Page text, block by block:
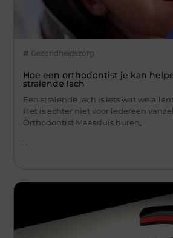
Gezondheidszorg
Hoe een orthodontist je kan
stralende lach
Een stralende lach is iets wat we
Het is echter niet voor iedereen
Orthodontist Maassluis huren,
...